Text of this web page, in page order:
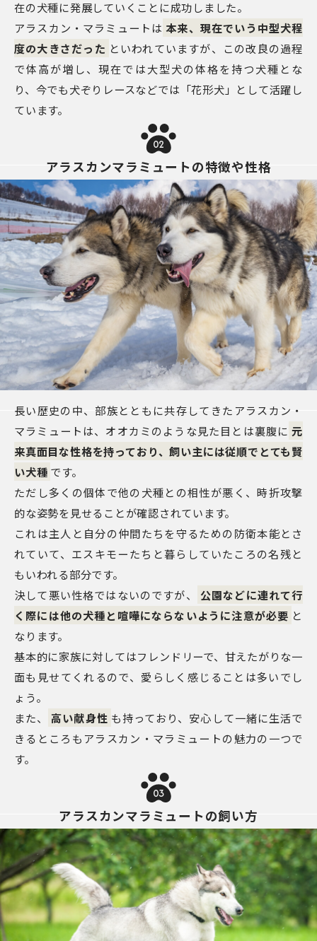
在の犬種に発展していくことに成功しました。
アラスカン・マラミュートは 本来、現在でいう中型犬程
度の大きさだった といわれていますが、この改良の過程
で体高が増し、現在では大型犬の体格を持つ犬種とな
り、今でも犬ぞりレースなどでは「花形犬」として活躍し
ています。
02
アラスカンマラミュートの特徴や性格
長い歴史の中、部族とともに共存してきたアラスカン・
マラミュートは、オオカミのような見た目とは裏腹に 元
来真面目な性格を持っており、飼い主には従順でとても賢
い犬種 です。
ただし多くの個体で他の犬種との相性が悪く、時折攻撃
的な姿勢を見せることが確認されています。
これは主人と自分の仲間たちを守るための防衛本能とさ
れていて、エスキモーたちと暮らしていたころの名残と
もいわれる部分です。
決して悪い性格ではないのですが、
公園などに連れて行
く際には他の犬種と喧嘩にならないように注意が必要 と
なります。
基本的に家族に対してはフレンドリーで、甘えたがりな一
面も見せてくれるので、愛らしく感じることは多いでし
ょう。
また、
高い献身性 も持っており、安心して一緒に生活で
きるところもアラスカン・マラミュートの魅力の一つで
す。
03
アラスカンマラミュートの飼い方